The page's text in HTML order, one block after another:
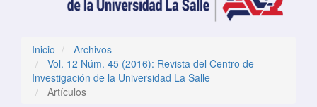
Inicio
Archivos
Vol. 12 Núm. 45 (2016): Revista del Centro de
Investigación de la Universidad La Salle
Artículos